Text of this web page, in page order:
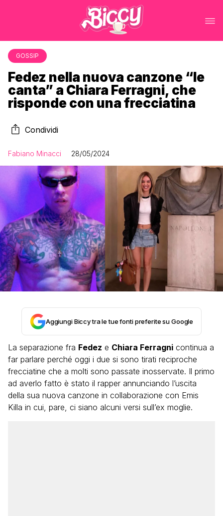
GOSSIP
Fedez nella nuova canzone “le
canta” a Chiara Ferragni, che
risponde con una frecciatina
Condividi
Fabiano Minacci 28/05/2024
Aggiungi Biccy tra le tue fonti preferite su Google
La separazione fra Fedez e Chiara Ferragni continua a
far parlare perché oggi i due si sono tirati reciproche
frecciatine che a molti sono passate inosservate. Il primo
ad averlo fatto è stato il rapper annunciando l’uscita
della sua nuova canzone in collaborazione con Emis
Killa in cui, pare, ci siano alcuni versi sull’ex moglie.